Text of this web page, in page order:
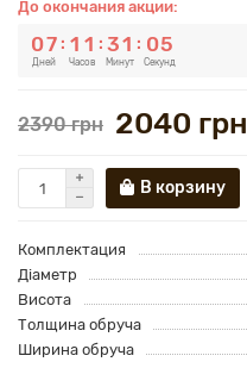
До окончания акции:
07
Дней
: 1 1
Часов
: 31
Минут
: 04
Секунд
2390 грн 2040 грн
В корзину
Комплектация
Діаметр
Висота
Толщина обруча
Ширина обруча